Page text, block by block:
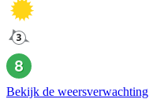
Bekijk de weersverwachting